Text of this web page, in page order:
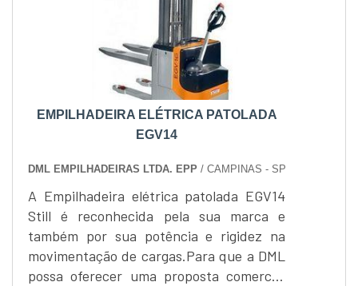
EMPILHADEIRA ELÉTRICA PATOLADA
EGV14
DML EMPILHADEIRAS LTDA. EPP/ CAMPINAS - SP
A Empilhadeira elétrica patolada EGV14
Still é reconhecida pela sua marca e
também por sua potência e rigidez na
movimentação de cargas.Para que a DML
possa oferecer uma proposta comercial